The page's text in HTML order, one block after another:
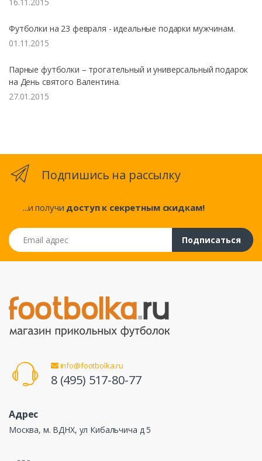
16.11.2015
Футболки на 23 февраля - идеальные подарки мужчинам.
01.11.2015
Парные футболки – трогательный и универсальный подарок
на День святого Валентина.
27.01.2015
Подпишись на рассылку
...и получи доступ к секретным скидкам!
Email адрес
Подписаться
info@footbolka.ru
8 (495) 517-80-77
Адрес
Москва, м. ВДНХ, ул Кибальчича д 5